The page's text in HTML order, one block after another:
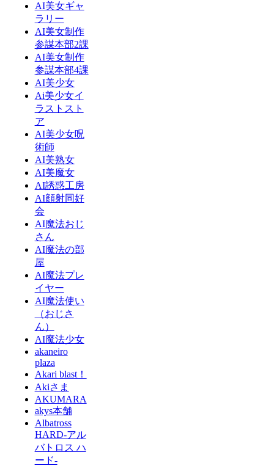
AI美女ギャ
ラリー
AI美女制作
参謀本部2課
AI美女制作
参謀本部4課
AI美少女
Ai美少女イ
ラストスト
ア
AI美少女呪
術師
AI美熟女
AI美魔女
AI誘惑工房
AI顔射同好
会
AI魔法おじ
さん
AI魔法の部
屋
AI魔法プレ
イヤー
AI魔法使い
（おじさ
ん）
AI魔法少女
akaneiro
plaza
Akari blast！
Akiさま
AKUMARA
akys本舗
Albatross
HARD‐アル
バトロス ハ
ード‐